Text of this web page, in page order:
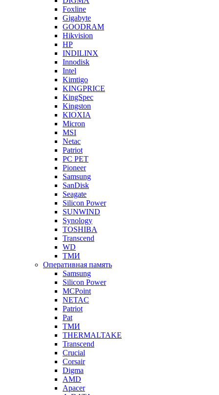
Foxline
Gigabyte
GOODRAM
Hikvision
HP
INDILINX
Innodisk
Intel
Kimtigo
KINGPRICE
KingSpec
Kingston
KIOXIA
Micron
MSI
Netac
Patriot
PC PET
Pioneer
Samsung
SanDisk
Seagate
Silicon Power
SUNWIND
Synology
TOSHIBA
Transcend
WD
ТМИ
Оперативная память
Samsung
Silicon Power
MCPoint
NETAC
Patriot
Pat
ТМИ
THERMALTAKE
Transcend
Crucial
Corsair
Digma
AMD
Apacer